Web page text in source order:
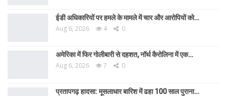
ईडी अधिकारियों पर हमले के मामले में चार और आरोपियों को…
Aug 6, 2026 4 0
अमेरिका में फिर गोलीबारी से दहशत, नॉर्थ कैरोलिना में एक…
Aug 6, 2026 7 0
प्रतापगढ़ हादसा: मूसलाधार बारिश में ढहा 100 साल पुराना…